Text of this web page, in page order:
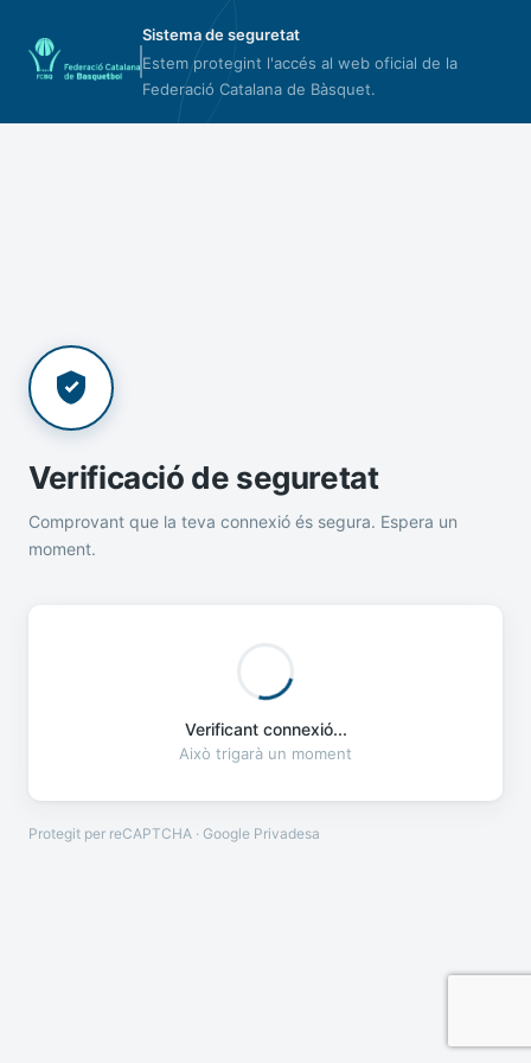
Sistema de seguretat
Estem protegint l'accés al web oficial de la
Federació Catalana de Bàsquet.
Verificació de seguretat
Comprovant que la teva connexió és segura. Espera un
moment.
Verificant connexió...
Això trigarà un moment
Protegit per reCAPTCHA · Google Privadesa